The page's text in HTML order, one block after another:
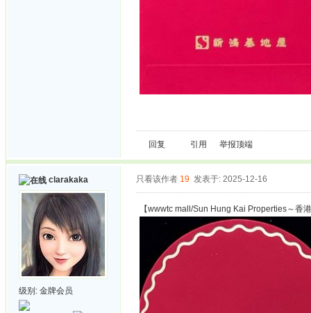
回复 引用 举报顶端
clarakaka
级别: 金牌会员
只看该作者 19 发表于: 2025-12-16
【wwwtc mall/Sun Hung Kai Properties～香